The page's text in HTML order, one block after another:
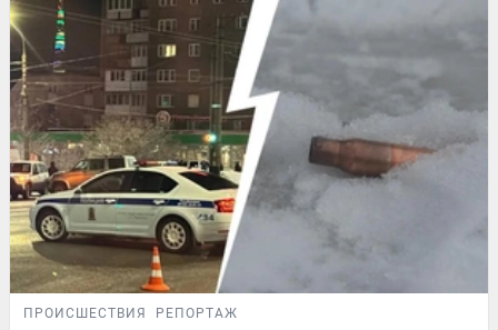
ПРОИСШЕСТВИЯ РЕПОРТАЖ